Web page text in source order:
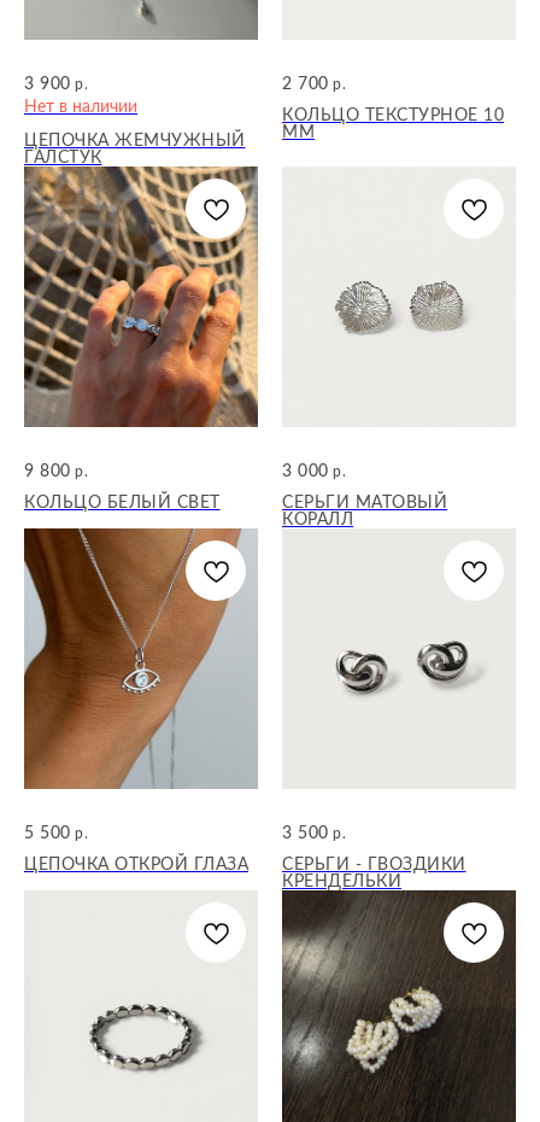
3 900 р.
Нет в наличии
ЦЕПОЧКА ЖЕМЧУЖНЫЙ
ГАЛСТУК
2 700 р.
КОЛЬЦО ТЕКСТУРНОЕ 10
ММ
9 800 р.
КОЛЬЦО БЕЛЫЙ СВЕТ
3 000 р.
СЕРЬГИ МАТОВЫЙ
КОРАЛЛ
5 500 р.
ЦЕПОЧКА ОТКРОЙ ГЛАЗА
3 500 р.
СЕРЬГИ - ГВОЗДИКИ
КРЕНДЕЛЬКИ